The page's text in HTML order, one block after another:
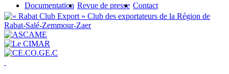
Documentation Revue de presse Contact